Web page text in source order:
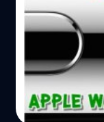
กลายเป็นประเ
"WTF Apple
เรือนใหม่
เกี่ยวกับอุบัติเหตุ
และค่าเครมแพง
เอกพล ชูเชิด|
Read More